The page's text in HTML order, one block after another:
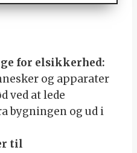
for elsikkerhed:
og apparater
ved at lede
bygningen og ud i
til